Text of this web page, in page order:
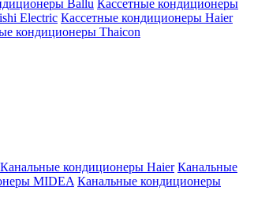
Ballu Кассетные кондиционеры
Electric Кассетные кондиционеры Haier
кондиционеры Thaicon
Канальные кондиционеры Haier Канальные
MIDEA Канальные кондиционеры